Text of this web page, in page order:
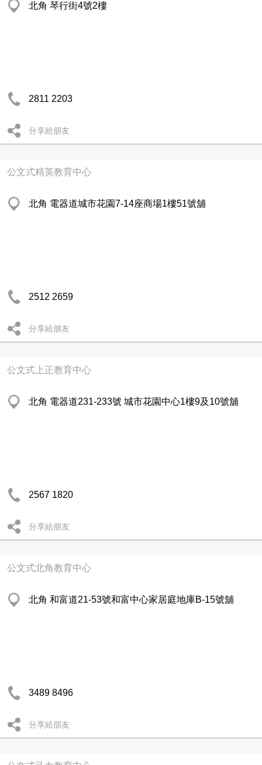
北角 琴行街4號2樓
2811 2203
分享給朋友
公文式精英教育中心
北角 電器道城市花園7-14座商場1樓51號舖
2512 2659
分享給朋友
公文式上正教育中心
北角 電器道231-233號 城市花園中心1樓9及10號舖
2567 1820
分享給朋友
公文式北角教育中心
北角 和富道21-53號和富中心家居庭地庫B-15號舖
3489 8496
分享給朋友